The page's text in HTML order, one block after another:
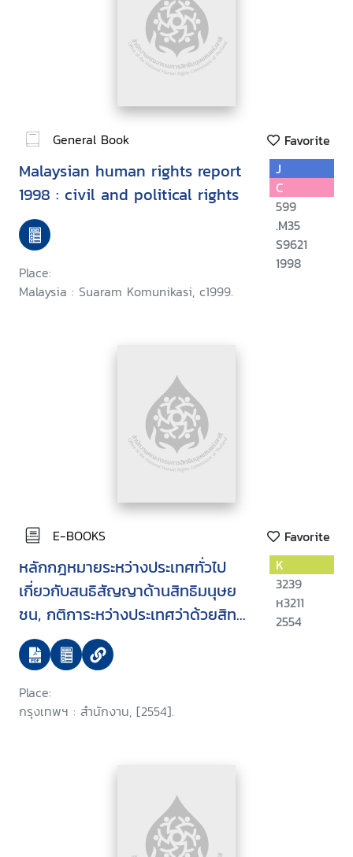
General Book Favorite
Malaysian human rights report
1998 : civil and political rights
Place:
Malaysia : Suaram Komunikasi, c1999.
J
C
599
.M35
S9621
1998
E-BOOKS Favorite
หลักกฎหมายระหว่างประเทศทั่วไป
เกี่ยวกับสนธิสัญญาด้านสิทธิมนุษย
ชน, กติการะหว่างประเทศว่าด้วยสิทธิ
พลเมืองและสิทธิทางการเมือง,
พิธีสารเลือกรับแห่งกติการะหว่าง
ประเทศว่าด้วยสิทธิพลเมือง และสิทธิ
ทางการเมือง, พิธีสารเลือกรับ ฉบับที่
Place:
กรุงเทพฯ : สำนักงาน, [2554].
K
3239
ห3211
2554